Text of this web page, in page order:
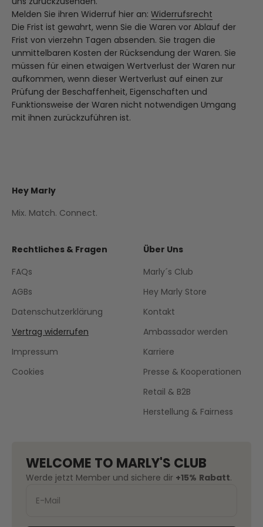
Melden Sie ihren Widerruf hier an: Widerrufsrecht
Die Frist ist gewahrt, wenn Sie die Waren vor Ablauf der
Frist von vierzehn Tagen absenden. Sie tragen die
unmittelbaren Kosten der Rücksendung der Waren. Sie
müssen für einen etwaigen Wertverlust der Waren nur
aufkommen, wenn dieser Wertverlust auf einen zur
Prüfung der Beschaffenheit, Eigenschaften und
Funktionsweise der Waren nicht notwendigen Umgang
mit ihnen zurückzuführen ist.
Hey Marly
Mix. Match. Connect.
Rechtliches & Fragen
FAQs
AGBs
Datenschutzerklärung
Vertrag widerrufen
Impressum
Cookies
Über Uns
Marly´s Club
Hey Marly Store
Kontakt
Ambassador werden
Karriere
Presse & Kooperationen
Retail & B2B
Herstellung & Fairness
WELCOME TO MARLY'S CLUB
Werde jetzt Member und sichere dir +15% Rabatt.